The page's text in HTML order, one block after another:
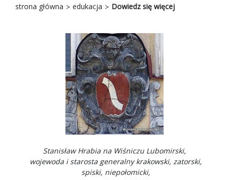
strona główna edukacja Dowiedz się więcej
Stanisław Hrabia na Wiśniczu Lubomirski,
wojewoda i starosta generalny krakowski, zatorski,
spiski, niepołomicki,